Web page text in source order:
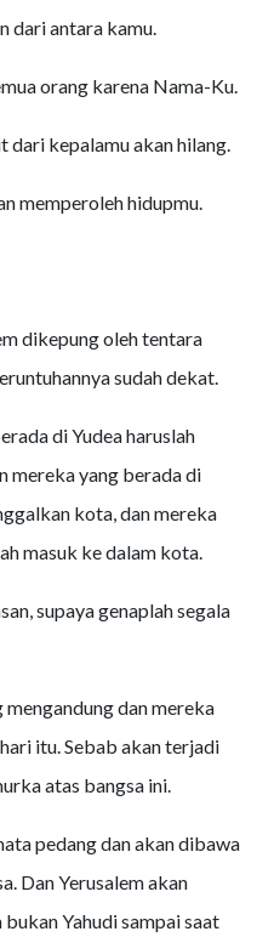
dari antara kamu.
orang karena Nama-Ku.
dari kepalamu akan hilang.
memperoleh hidupmu.
dikepung oleh tentara
sudah dekat.
di Yudea haruslah
mereka yang berada di
kota, dan mereka
masuk ke dalam kota.
supaya genaplah segala
dan mereka
itu. Sebab akan terjadi
atas bangsa ini.
pedang dan akan dibawa
Dan Yerusalem akan
Yahudi sampai saat